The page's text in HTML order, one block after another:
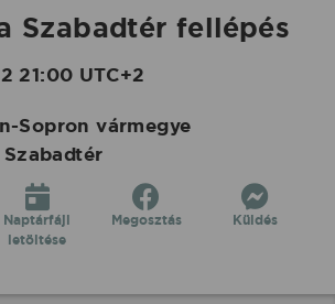
Szabadtér fellépés
21:00 UTC+2
Sopron vármegye
Naptárfájl
letöltése
Megosztás Küldés